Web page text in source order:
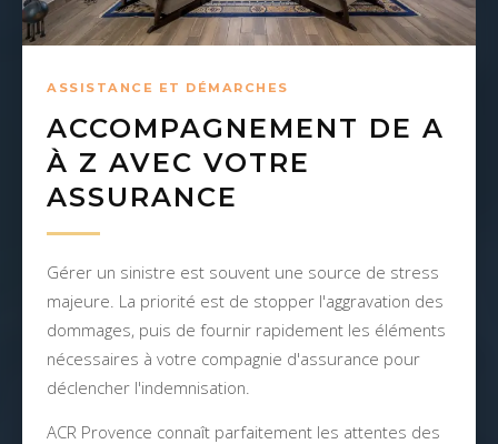
ASSISTANCE ET DÉMARCHES
ACCOMPAGNEMENT DE A
À Z AVEC VOTRE
ASSURANCE
Gérer un sinistre est souvent une source de stress
majeure. La priorité est de stopper l'aggravation des
dommages, puis de fournir rapidement les éléments
nécessaires à votre compagnie d'assurance pour
déclencher l'indemnisation.
ACR Provence connaît parfaitement les attentes des